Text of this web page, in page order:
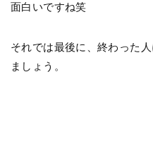
面白いですね笑
それでは最後に、終わった
ましょう。